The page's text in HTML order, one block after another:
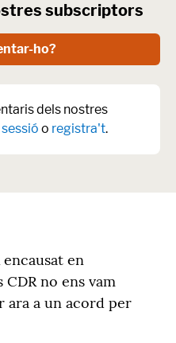
subscriptors
ho?
dels nostres
o registra't.
en
CDR no ens vam
ara a un acord per